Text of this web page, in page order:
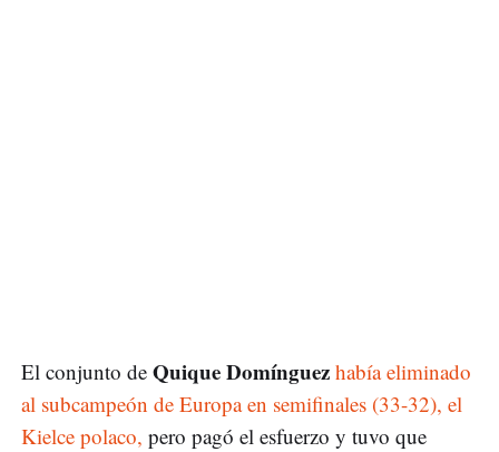
El conjunto de Quique Domínguez había eliminado
al subcampeón de Europa en semifinales (33-32), el
Kielce polaco, pero pagó el esfuerzo y tuvo que